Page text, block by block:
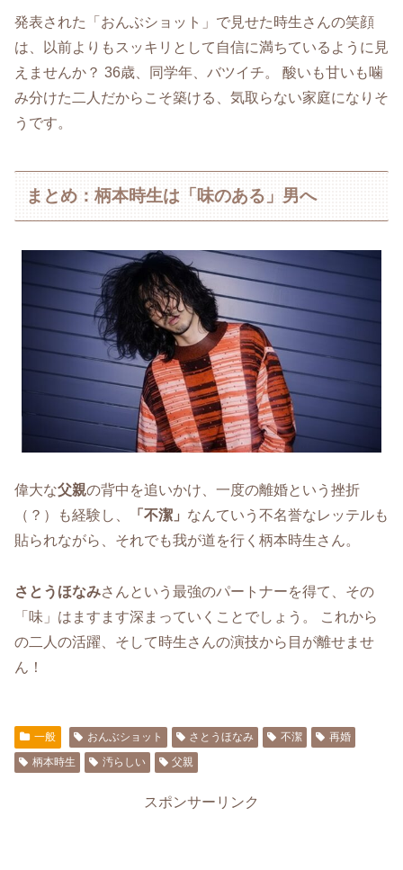
発表された「おんぶショット」で見せた時生さんの笑顔
は、以前よりもスッキリとして自信に満ちているように見
えませんか？ 36歳、同学年、バツイチ。 酸いも甘いも噛
み分けた二人だからこそ築ける、気取らない家庭になりそ
うです。
まとめ：柄本時生は「味のある」男へ
偉大な父親の背中を追いかけ、一度の離婚という挫折
（？）も経験し、
「不潔」 なんていう不名誉なレッテルも
貼られながら、それでも我が道を行く柄本時生さん。
さとうほなみさんという最強のパートナーを得て、その
「味」はますます深まっていくことでしょう。 これから
の二人の活躍、そして時生さんの演技から目が離せませ
ん！
一般 おんぶショット さとうほなみ 不潔
再婚
柄本時生
汚らしい 父親
スポンサーリンク